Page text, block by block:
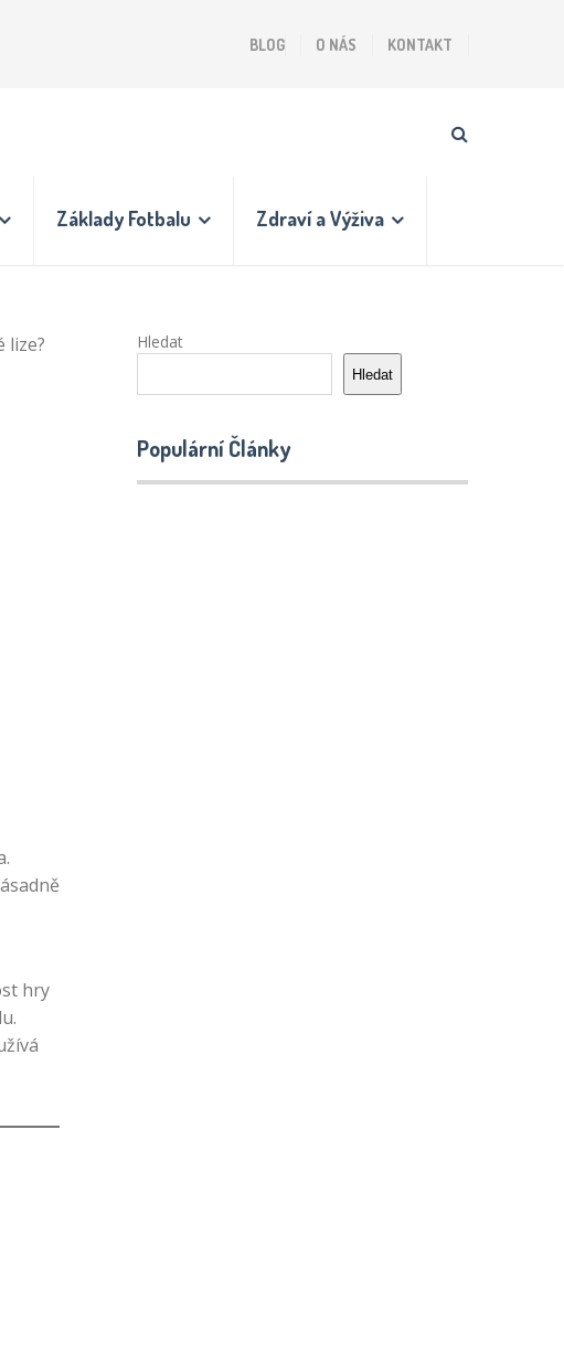
BLOG O NÁS KONTAKT
Základy Fotbalu Zdraví a Výživa
lize?
hry
Hledat
Hledat
Populární Články